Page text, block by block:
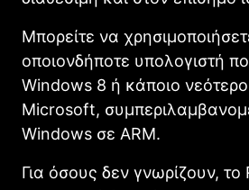
Μπορείτε να
οποιονδήποτε υπολογιστή
Windows 8 ή κάποιο νεότερο
Microsoft,
Windows σε ARM.
Για όσους δεν γνωρίζουν, το